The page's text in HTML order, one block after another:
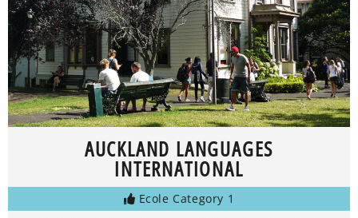
AUCKLAND LANGUAGES
INTERNATIONAL
Ecole Category 1